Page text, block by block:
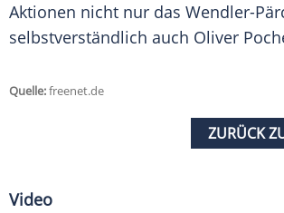
Aktionen nicht nur das Wendler-
selbstverständlich auch Oliver
Quelle:freenet.de
ZURÜCK
Video